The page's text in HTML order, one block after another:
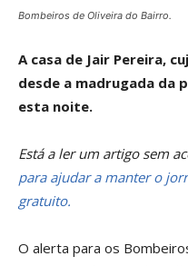
Bombeiros de Oliveira do Bairro.
A casa de Jair Pereira,
desde a madrugada da
esta noite.
Está a ler um artigo sem
para ajudar a manter o
gratuito.
O alerta para os